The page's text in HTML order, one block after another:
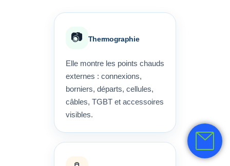
📷 Thermographie
Elle montre les points chauds
externes : connexions,
borniers, départs, cellules,
câbles, TGBT et accessoires
visibles.